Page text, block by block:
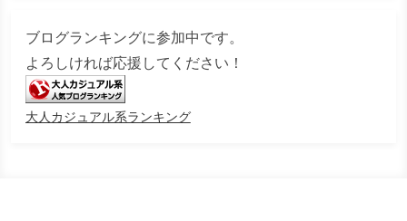
ブログランキングに参加中です。
よろしければ応援してください！
大人カジュアル系ランキング